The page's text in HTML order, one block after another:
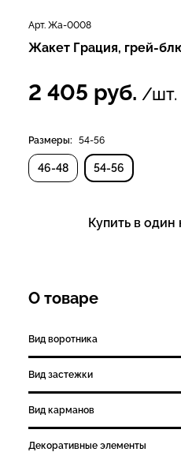
Арт. Жа-0008
Жакет Грация, грей-
2 405 руб. /шт.
Размеры: 54-56
46-48 54-56
Купить в один
О товаре
Вид воротника
Вид застежки
Вид карманов
Декоративные элементы